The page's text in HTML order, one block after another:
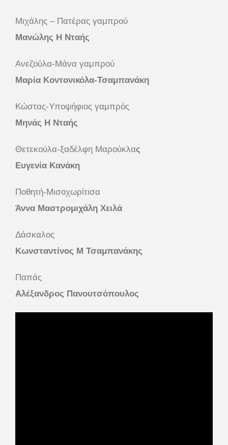
Μιχάλης – Πατέρας γαμπρού
Μανώλης Η Νταής
Ανεζούλα-Μάνα γαμπρού
Μαρία Κοντονικόλα-Τσαμπανάκη
Κώστας-Υποψήφιος γαμπρός
Μηνάς Η Νταής
Θετεκούλα-ξαδέλφη Μαρούκλας
Ευγενία Κανάκη
Ποθητή-Μισοχωρίτισα
Άννα Μαστρομιχάλη Χειλά
Δάσκαλος
Κωνσταντίνος Μ Τσαμπανάκης
Παπάς
Αλέξανδρος Πανουτσόπουλος